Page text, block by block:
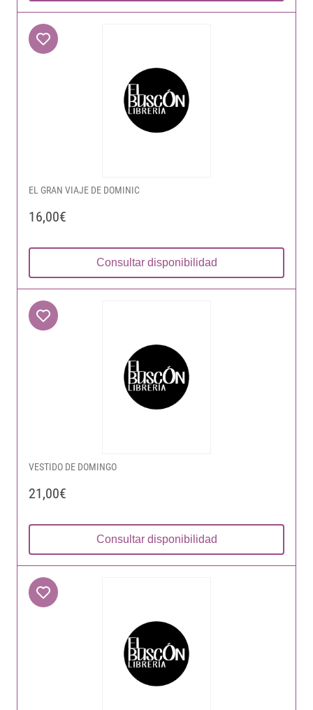
EL GRAN VIAJE DE DOMINIC
16,00€
Consultar disponibilidad
VESTIDO DE DOMINGO
21,00€
Consultar disponibilidad